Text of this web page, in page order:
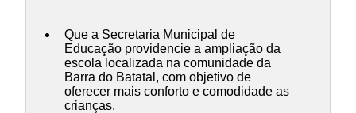
Que a Secretaria Municipal de
Educação providencie a ampliação da
escola localizada na comunidade da
Barra do Batatal, com objetivo de
oferecer mais conforto e comodidade as
crianças.